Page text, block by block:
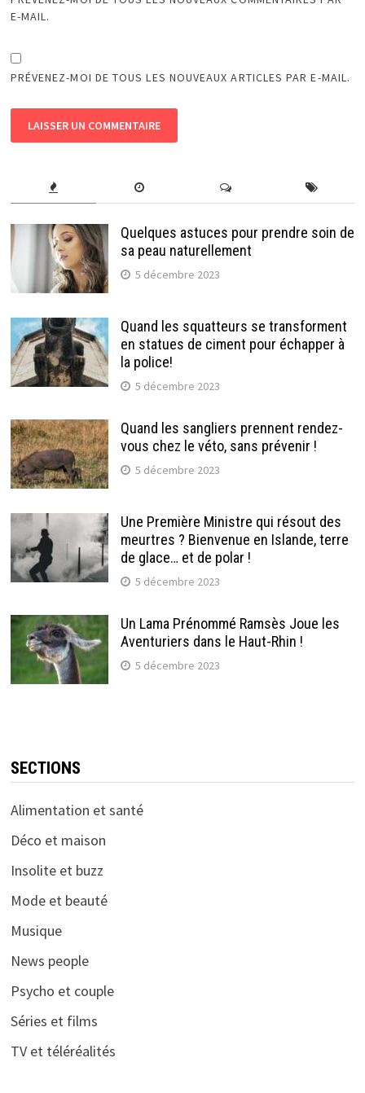
E-MAIL.
PRÉVENEZ-MOI DE TOUS LES NOUVEAUX ARTICLES PAR E-MAIL.
Quelques astuces pour prendre soin de
sa peau naturellement
5 décembre 2023
Quand les squatteurs se transforment
en statues de ciment pour échapper à
la police!
5 décembre 2023
Quand les sangliers prennent rendez-
vous chez le véto, sans prévenir !
5 décembre 2023
Une Première Ministre qui résout des
meurtres ? Bienvenue en Islande, terre
de glace… et de polar !
5 décembre 2023
Un Lama Prénommé Ramsès Joue les
Aventuriers dans le Haut-Rhin !
5 décembre 2023
SECTIONS
Alimentation et santé
Déco et maison
Insolite et buzz
Mode et beauté
Musique
News people
Psycho et couple
Séries et films
TV et téléréalités